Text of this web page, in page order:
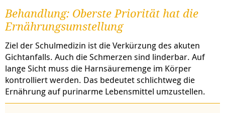
Behandlung: Oberste Priorität hat die
Ernährungsumstellung
Ziel der Schulmedizin ist die Verkürzung des akuten
Gichtanfalls. Auch die Schmerzen sind linderbar. Auf
lange Sicht muss die Harnsäuremenge im Körper
kontrolliert werden. Das bedeutet schlichtweg die
Ernährung auf purinarme Lebensmittel umzustellen.